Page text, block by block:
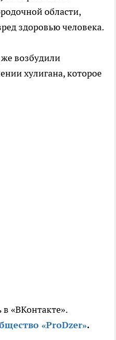
области,
здоровью человека.
возбудили
хулигана, которое
«ВКонтакте».
«ProDzer».